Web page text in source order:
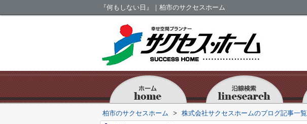
『何もしない日』｜柏市のサクセスホーム
柏市のサクセスホーム > 株式会社サクセスホームのブログ記事一覧